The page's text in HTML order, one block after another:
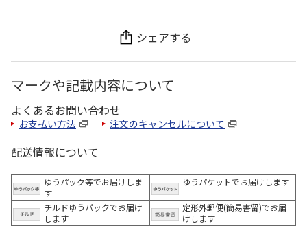
シェアする
マークや記載内容について
よくあるお問い合わせ
お支払い方法 注文のキャンセルについて
配送情報について
ゆうパック等でお届けしま
す
ゆうパケットでお届けします
チルドゆうパックでお届け
します
定形外郵便(簡易書留)でお届
けします